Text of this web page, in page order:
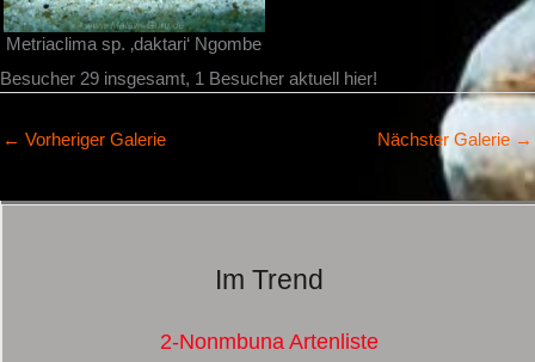
Metriaclima sp. ‚daktari‘ Ngombe
Besucher 29 insgesamt, 1 Besucher aktuell hier!
← Vorheriger Galerie Nächster Galerie →
Im Trend
2-Nonmbuna Artenliste